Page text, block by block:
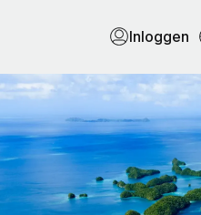
Inloggen